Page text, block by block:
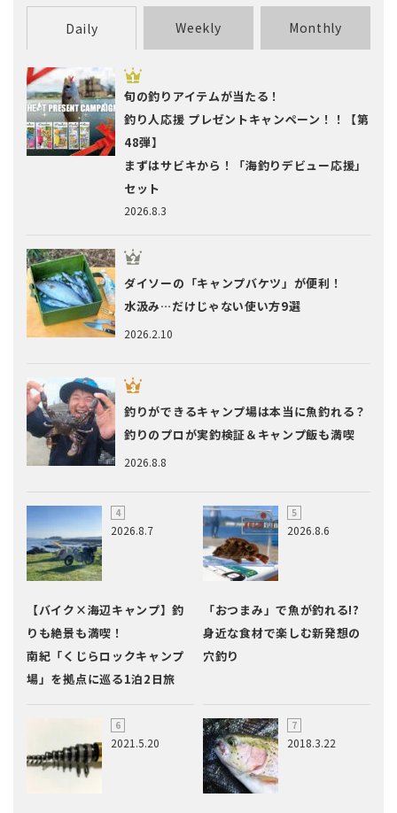
Daily Weekly Monthly
2026.8.3
旬の釣りアイテムが当たる！
釣り人応援 プレゼントキャンペーン！！【第
48弾】
まずはサビキから！「海釣りデビュー応援」
セット
2026.2.10
ダイソーの「キャンプバケツ」が便利！
水汲み…だけじゃない使い方9選
2026.8.8
釣りができるキャンプ場は本当に魚釣れる？
釣りのプロが実釣検証＆キャンプ飯も満喫
2026.8.7
【バイク×海辺キャンプ】釣
りも絶景も満喫！
南紀「くじらロックキャンプ
場」を拠点に巡る1泊2日旅
2026.8.6
「おつまみ」で魚が釣れる!?
身近な食材で楽しむ新発想の
穴釣り
2021.5.20 2018.3.22